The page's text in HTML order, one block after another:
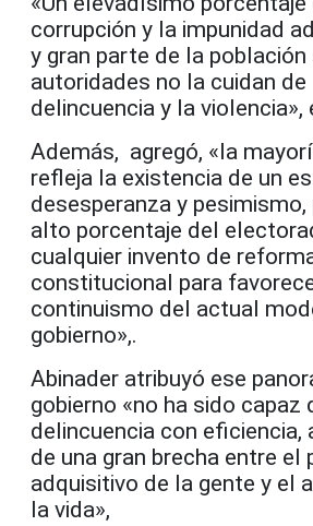
corrupción y la impunidad
y gran parte de la
autoridades no la cuidan de
delincuencia y la violencia»,
Además, agregó, «la
refleja la existencia de un
desesperanza y pesimismo,
alto porcentaje del
cualquier invento de
constitucional para
continuismo del actual
gobierno»,.
Abinader atribuyó ese
gobierno «no ha sido capaz
delincuencia con eficiencia,
de una gran brecha entre el
adquisitivo de la gente y el
la vida»,